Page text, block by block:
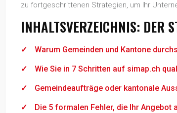
zu fortgeschrittenen Strategien, um Ihr
INHALTSVERZEICHNIS: DER
Warum Gemeinden und Kantone
Wie Sie in 7 Schritten auf simap.ch
Gemeindeaufträge oder kantonale
Die 5 formalen Fehler, die Ihr